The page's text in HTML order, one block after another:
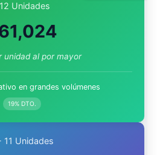
Unidades
unidad al por mayor
en grandes volúmenes
19% DTO.
11 Unidades